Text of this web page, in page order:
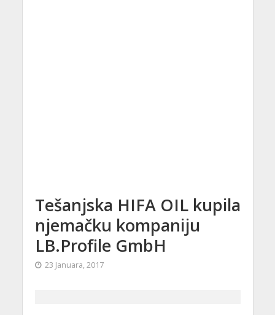
Tešanjska HIFA OIL kupila
njemačku kompaniju
LB.Profile GmbH
23 Januara, 2017